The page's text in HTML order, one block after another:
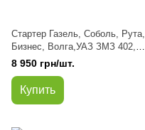
Стартер Газель, Соболь, Рута,
Бизнес, Волга,УАЗ ЗМЗ 402,
421, 4215, 4216, EvoTech (пр-во
8 950 грн/шт.
Купить